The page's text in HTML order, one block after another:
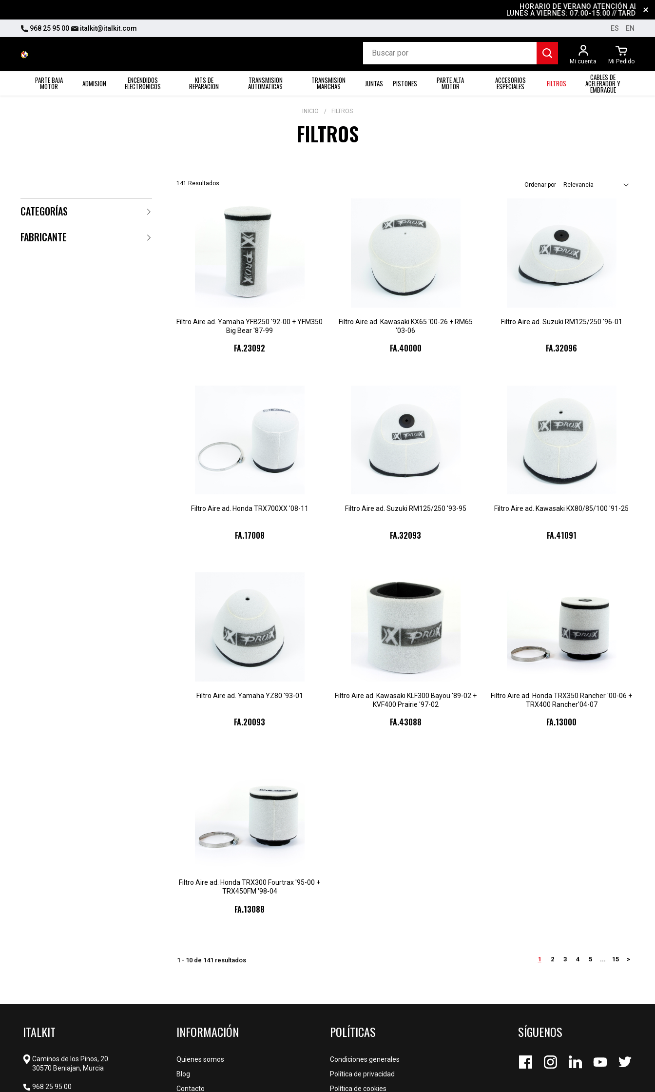
968 25 95 00 italkit@italkit.com ES EN
Mi cuenta Mi Pedido
PARTE BAJA
MOTOR ADMISION ENCENDIDOS
ELECTRONICOS
KITS DE
REPARACION
TRANSMISION
AUTOMATICAS
TRANSMISION
MARCHAS JUNTAS PISTONES PARTE ALTA
MOTOR
ACCESORIOS
ESPECIALES FILTROS
CABLES DE
ACELERADOR Y
EMBRAGUE
INICIO FILTROS
FILTROS
CATEGORÍAS
FABRICANTE
141 Resultados Ordenar por
Filtro Aire ad. Yamaha YFB250 '92-00 + YFM350
Big Bear '87-99
FA.23092
Filtro Aire ad. Kawasaki KX65 '00-26 + RM65
'03-06
FA.40000
Filtro Aire ad. Suzuki RM125/250 '96-01
FA.32096
Filtro Aire ad. Honda TRX700XX '08-11
FA.17008
Filtro Aire ad. Suzuki RM125/250 '93-95
FA.32093
Filtro Aire ad. Kawasaki KX80/85/100 '91-25
FA.41091
Filtro Aire ad. Yamaha YZ80 '93-01
FA.20093
Filtro Aire ad. Kawasaki KLF300 Bayou '89-02 +
KVF400 Prairie '97-02
FA.43088
Filtro Aire ad. Honda TRX350 Rancher '00-06 +
TRX400 Rancher'04-07
FA.13000
Filtro Aire ad. Honda TRX300 Fourtrax '95-00 +
TRX450FM '98-04
FA.13088
1 - 10 de 141 resultados 1 2 3 4 5 ... 15 >
ITALKIT
Caminos de los Pinos, 20.
30570 Beniajan, Murcia
968 25 95 00
INFORMACIÓN
Quienes somos
Blog
Contacto
POLÍTICAS
Condiciones generales
Política de privacidad
Política de cookies
SÍGUENOS
HORARIO DE VERANO ATENCIÓN AL
LUNES A VIERNES: 07:00-15:00 // TARDES: